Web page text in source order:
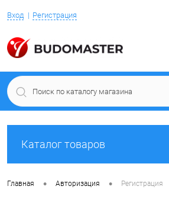
Вход Регистрация
Каталог товаров
Главная • Авторизация • Регистрация